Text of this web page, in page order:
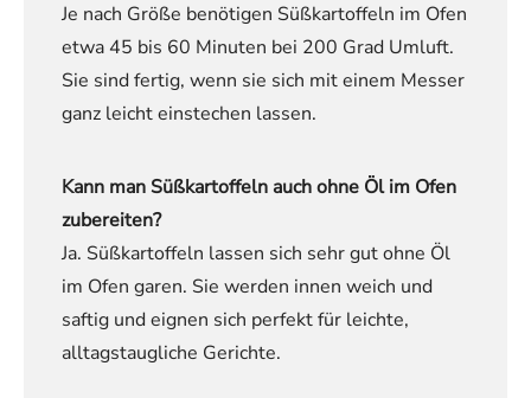
Je nach Größe benötigen Süßkartoffeln im Ofen
etwa 45 bis 60 Minuten bei 200 Grad Umluft.
Sie sind fertig, wenn sie sich mit einem Messer
ganz leicht einstechen lassen.
Kann man Süßkartoffeln auch ohne Öl im Ofen
zubereiten?
Ja. Süßkartoffeln lassen sich sehr gut ohne Öl
im Ofen garen. Sie werden innen weich und
saftig und eignen sich perfekt für leichte,
alltagstaugliche Gerichte.